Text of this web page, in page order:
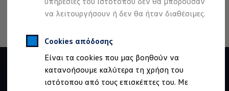
να λειτουργήσουν ή δεν θα ήταν διαθέσιμες.
Cookies απόδοσης
Είναι τα cookies που μας βοηθούν να
κατανοήσουμε καλύτερα τη χρήση του
ιστότοπου από τους επισκέπτες του. Με
Το σύστημα πέδησης στα ID.
Διαθέσιμα νέα και μεταχειρισμένα αυτοκίνητα
Διαθέσιμα νέα αυτοκίνητα
Χρηματοδότηση και Leasing
Volkswagen Easy Living
Χρηματοδότηση Auto Credit
Χρηματοδότηση Classic Credit
Καινοτόμες Τεχνολογίες
Ιδιοκτήτες και υπηρεσίες After Sales